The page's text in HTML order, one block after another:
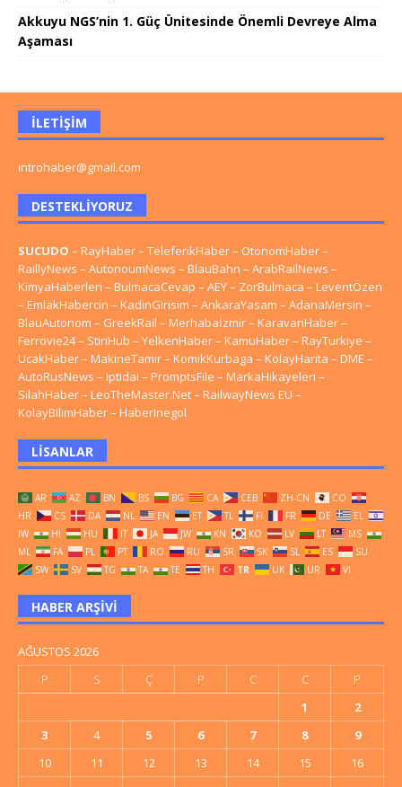
Akkuyu NGS’nin 1. Güç Ünitesinde Önemli Devreye Alma
Aşaması
İLETIŞIM
introhaber@gmail.com
DESTEKLIYORUZ
SUCUDO – RayHaber– TeleferikHaber– OtonomHaber–
RaillyNews – AutonoumNews – BlauBahn – ArabRailNews –
KimyaHaberleri – BulmacaCevap – AEY– ZorBulmaca – LeventÖzen
– EmlakHabercin – KadinGirisim – AnkaraYasam – AdanaMersin –
BlauAutonom – GreekRail – Merhabaİzmir– KaravanHaber–
Ferrovie24– StiriHub – YelkenHaber– KamuHaber– RayTurkiye –
UcakHaber– MakineTamir– KomikKurbaga – KolayHarita – DME –
AutoRusNews – Iptidai – PromptsFile – MarkaHikayeleri –
SilahHaber– LeoTheMaster.Net– RailwayNews EU –
KolayBilimHaber– HaberInegol
LISANLAR
AR AZ BN BS BG CA CEB ZH-CN
CO
HR
CS DA NL EN ET TL FI FR DE
EL
IW
HI HU IT JA JW KN KO LV LT
MS
ML
FA PL PT RO RU SR SK SL ES
SU
SW
SV TG TA TE TH TR UK UR VI
HABER ARŞIVI
AĞUSTOS 2026
P
S Ç P C C
P
1
2
3
4 5 6 7 8
9
10
11 12 13 14 15
16